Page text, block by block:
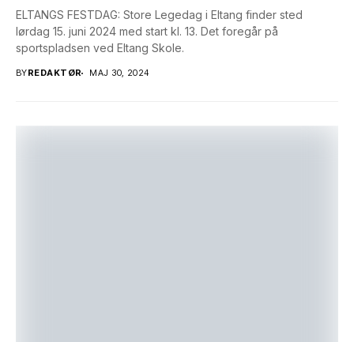
ELTANGS FESTDAG: Store Legedag i Eltang finder sted
lørdag 15. juni 2024 med start kl. 13. Det foregår på
sportspladsen ved Eltang Skole.
BYREDAKTØR MAJ 30, 2024